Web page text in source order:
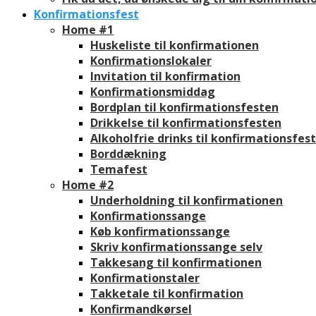
Konfirmationsfest
Home #1
Huskeliste til konfirmationen
Konfirmationslokaler
Invitation til konfirmation
Konfirmationsmiddag
Bordplan til konfirmationsfesten
Drikkelse til konfirmationsfesten
Alkoholfrie drinks til
Borddækning
Temafest
Home #2
Underholdning til konfirmationen
Konfirmationssange
Køb konfirmationssange
Skriv konfirmationssange selv
Takkesang til konfirmationen
Konfirmationstaler
Takketale til konfirmation
Konfirmandkørsel